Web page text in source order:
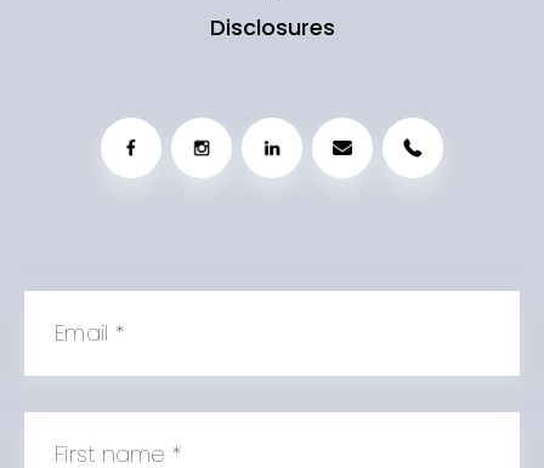
Email *
First name *
Disclosures